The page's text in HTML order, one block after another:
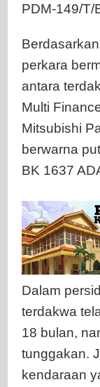
PDM-149/T/
perkara
antara
Multi
Mitsubishi
berwarna
BK 1637
Dalam
terdakwa
18 bulan,
tunggakan.
kendaraan